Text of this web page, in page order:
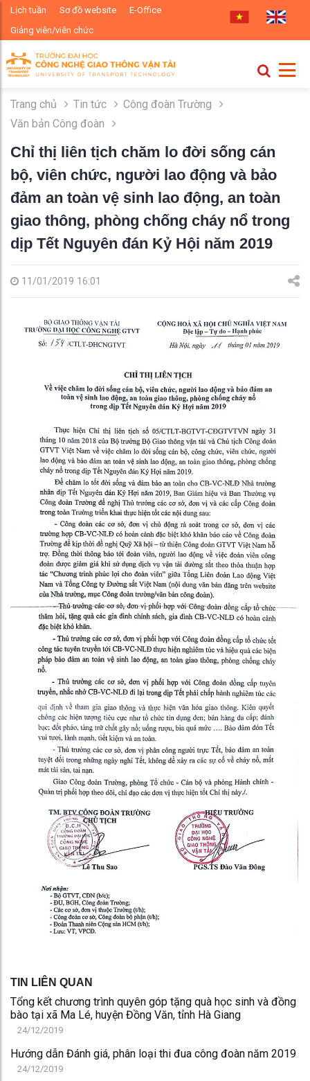
Lịch tuần Sơ đồ website
E-Office
Giảng viên/viên chức
Trang chủ Tin tức
Công đoàn Trường
Văn bản Công đoàn
Chỉ thị liên tịch chăm lo đời sống cán
bộ, viên chức, người lao động và bảo
đảm an toàn vệ sinh lao động, an toàn
giao thông, phòng chống cháy nổ trong
dịp Tết Nguyên đán Kỷ Hội năm 2019
11/01/2019 16:01
TIN LIÊN QUAN
Tổng kết chương trình quyên góp tặng quà học sinh và đồng
bào tại xã Ma Lé, huyện Đồng Văn, tỉnh Hà Giang
24/12/2019
Hướng dẫn Đánh giá, phân loại thi đua công đoàn năm 2019
24/12/2019